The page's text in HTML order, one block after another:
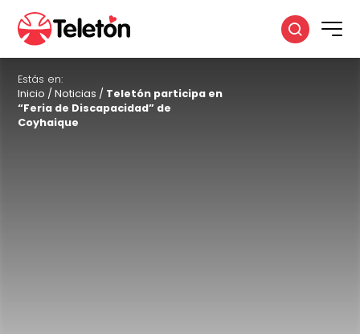
Estás en:
Inicio /Noticias / Teletón participa en
“Feria de Discapacidad” de
Coyhaique